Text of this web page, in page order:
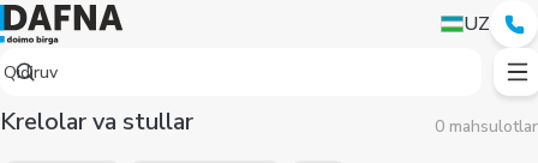
UZ
Krelolar va stullar 0 mahsulotlar